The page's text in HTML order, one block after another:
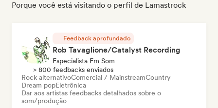
Porque você está visitando o perfil de Lamastrock
Feedback aprofundado
Rob Tavaglione/Catalyst Recording
Especialista Em Som
> 800 feedbacks enviados
Rock alternativoComercial / MainstreamCountry
Dream popEletrônica
Dar aos artistas feedbacks detalhados sobre o
som/produção